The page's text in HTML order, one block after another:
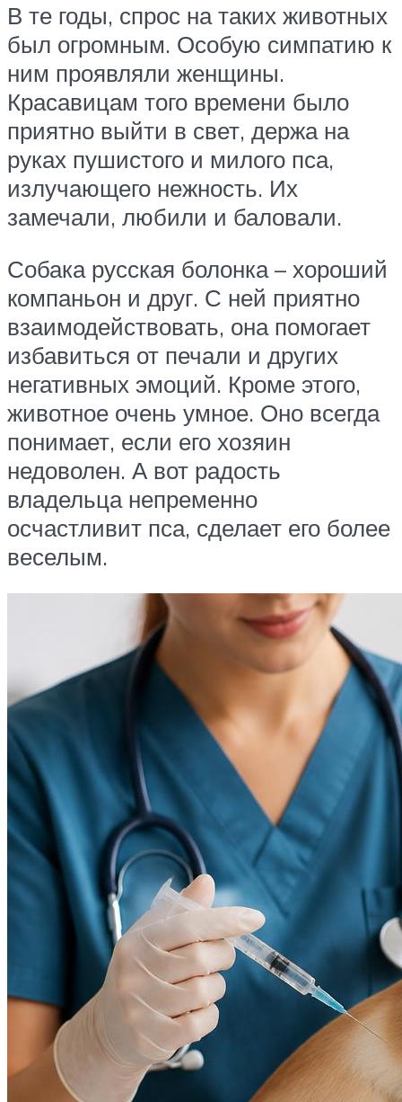
В те годы, спрос на таких животных
был огромным. Особую симпатию к
ним проявляли женщины.
Красавицам того времени было
приятно выйти в свет, держа на
руках пушистого и милого пса,
излучающего нежность. Их
замечали, любили и баловали.
Собака русская болонка – хороший
компаньон и друг. С ней приятно
взаимодействовать, она помогает
избавиться от печали и других
негативных эмоций. Кроме этого,
животное очень умное. Оно всегда
понимает, если его хозяин
недоволен. А вот радость
владельца непременно
осчастливит пса, сделает его более
веселым.